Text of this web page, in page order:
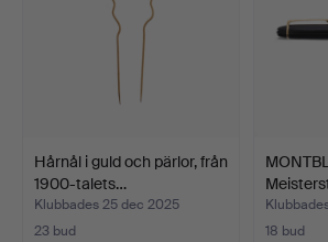
Hårnål i guld och pärlor, från
1900-talets…
Klubbades 25 dec 2025
23 bud
18 bud